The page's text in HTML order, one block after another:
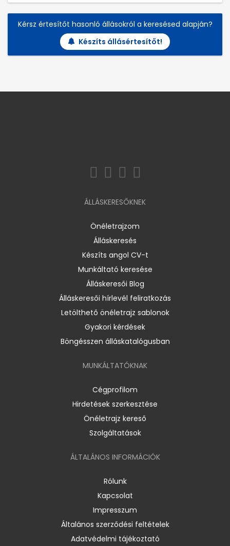
Kérsz értesítőt hasonló állásokról a keresésed alapján?
Készíts állásértesítőt!
ÁLLÁSKERESŐKNEK
Önéletrajzom
Álláskeresés
Készíts angol CV-t
Munkáltató keresése
Álláskeresői Blog
Álláskeresői hírlevél feliratkozás
Letölthető önéletrajz sablonok
Gyakori kérdések
Böngésszen álláskatalógusban
MUNKÁLTATÓKNAK
Cégprofilom
Hirdetések szerkesztése
Önéletrajz kereső
Szolgáltatások
ÁLTALÁNOS INFORMÁCIÓK
Rólunk
Kapcsolat
Impresszum
Általános szerződési feltételek
Adatvédelmi tájékoztató